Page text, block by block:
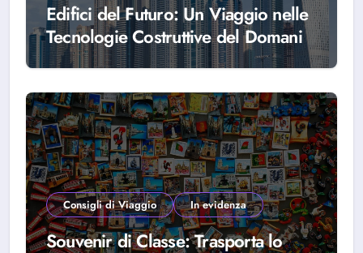
Edifici del Futuro: Un Viaggio nelle
Tecnologie Costruttive del Domani
Consigli di Viaggio In evidenza
Souvenir di Classe: Trasporta lo